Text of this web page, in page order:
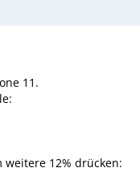
11.
weitere 12% drücken: